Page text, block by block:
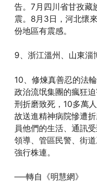
告。7月四川省甘孜藏
震。8月3日，河北懷
份地區有震感。
9、浙江溫州、山東淄
10、修煉真善忍的法
政治流氓集團的瘋狂
刑折磨致死，10多萬
故送進精神病院慘遭
員他們的生活、通訊
領導、管區民警、街
強行株連。
──轉自《明慧網》